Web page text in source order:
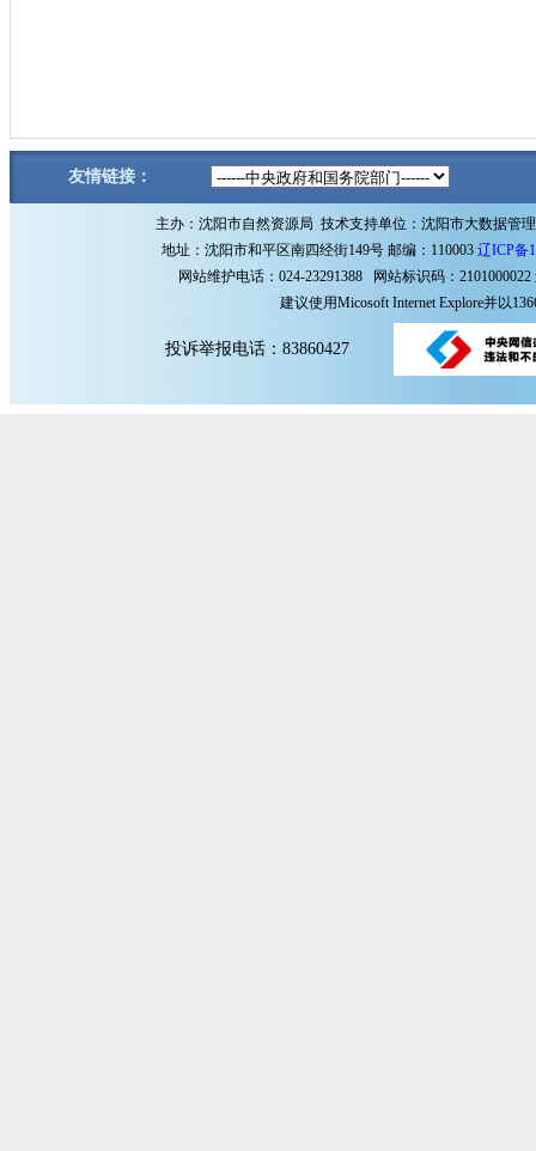
友情链接：
主办：沈阳市自然资源局 技术支持单位：沈阳市大数据管
地址：沈阳市和平区南四经街149号 邮编：110003 辽ICP备
网站维护电话：024-23291388 网站标识码：2101000022
建议使用Micosoft Internet Explore并以
投诉举报电话：83860427